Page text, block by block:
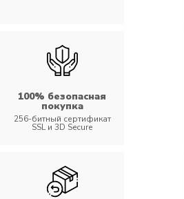
100% безопасная
покупка
256-битный сертификат
SSL и 3D Secure